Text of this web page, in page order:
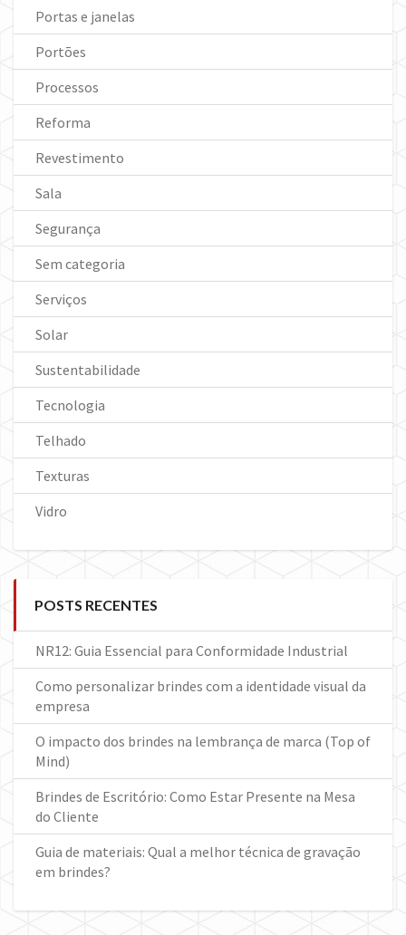
Portas e janelas
Portões
Processos
Reforma
Revestimento
Sala
Segurança
Sem categoria
Serviços
Solar
Sustentabilidade
Tecnologia
Telhado
Texturas
Vidro
POSTS RECENTES
NR12: Guia Essencial para Conformidade Industrial
Como personalizar brindes com a identidade visual da
empresa
O impacto dos brindes na lembrança de marca (Top of
Mind)
Brindes de Escritório: Como Estar Presente na Mesa
do Cliente
Guia de materiais: Qual a melhor técnica de gravação
em brindes?